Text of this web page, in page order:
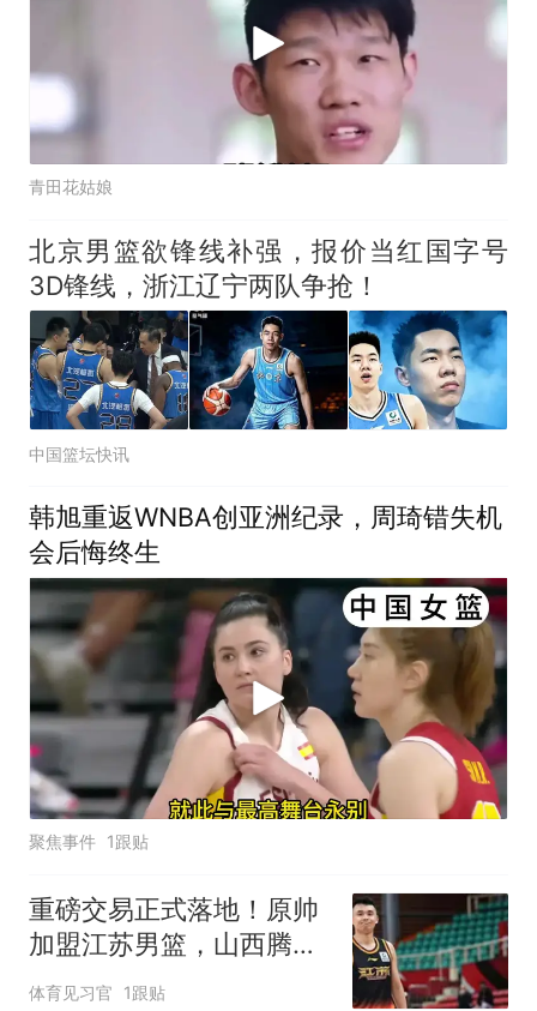
青田花姑娘
北京男篮欲锋线补强，报价当红国字号
3D锋线，浙江辽宁两队争抢！
中国篮坛快讯
韩旭重返WNBA创亚洲纪录，周琦错失机
会后悔终生
聚焦事件 1跟贴
重磅交易正式落地！原帅
加盟江苏男篮，山西腾出
名额酝酿大手笔
体育见习官 1跟贴